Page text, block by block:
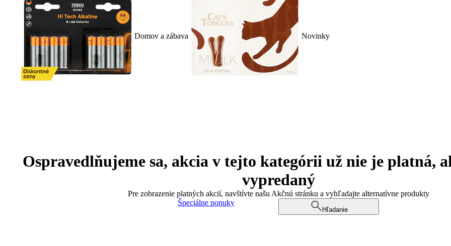
Domov a zábava Novinky
Ospravedlňujeme sa, akcia v tejto kategórii už nie je platná,
vypredaný
Pre zobrazenie platných akcií, navštívte našu Akčnú stránku a vyhľadajte alternatívne produkty
Špeciálne ponuky
Hľadanie